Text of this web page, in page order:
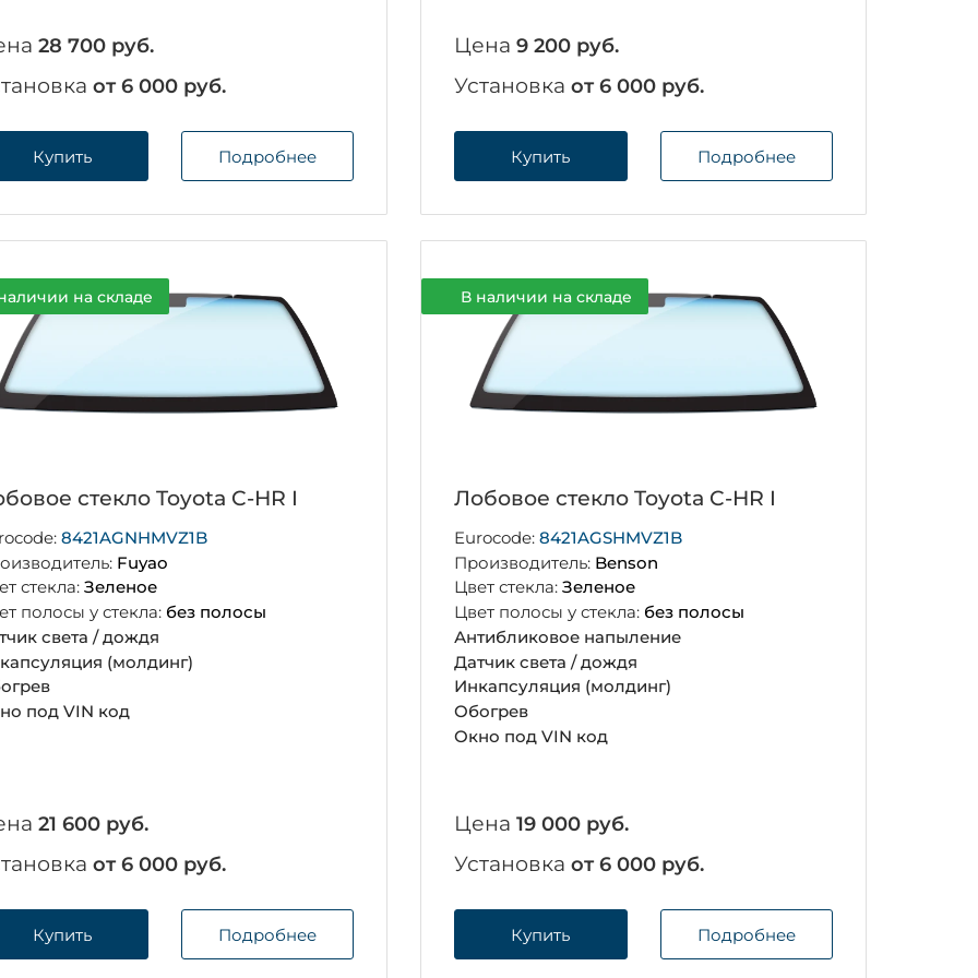
28 700 руб.
от 6 000 руб.
Купить Подробнее
Цена9 200 руб.
Установкаот 6 000 руб.
Купить Подробнее
на складе
стекло Toyota C-HR I
8421AGNHMVZ1B
Fuyao
стекла: Зеленое
полосы у стекла: без полосы
света / дождя
(молдинг)
под VIN код
21 600 руб.
от 6 000 руб.
Купить Подробнее
В наличии на складе
Лобовое стекло Toyota C-HR I
Eurocode:8421AGSHMVZ1B
Производитель: Benson
Цвет стекла:Зеленое
Цвет полосы у стекла: без полосы
Антибликовое напыление
Датчик света / дождя
Инкапсуляция (молдинг)
Обогрев
Окно под VIN код
Цена19 000 руб.
Установкаот 6 000 руб.
Купить Подробнее